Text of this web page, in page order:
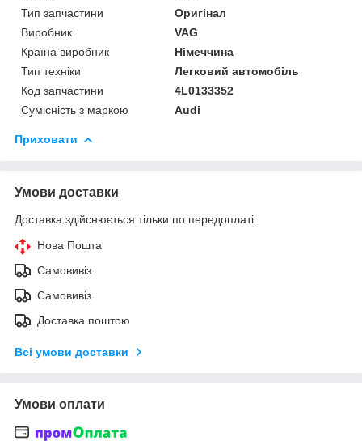
Тип запчастини
Оригінал
Виробник
VAG
Країна виробник
Німеччина
Тип техніки
Легковий автомобіль
Код запчастини
4L0133352
Сумісність з маркою
Audi
Приховати
Умови доставки
Доставка здійснюється тільки по передоплаті.
Нова Пошта
Самовивіз
Самовивіз
Доставка поштою
Всі умови доставки
Умови оплати